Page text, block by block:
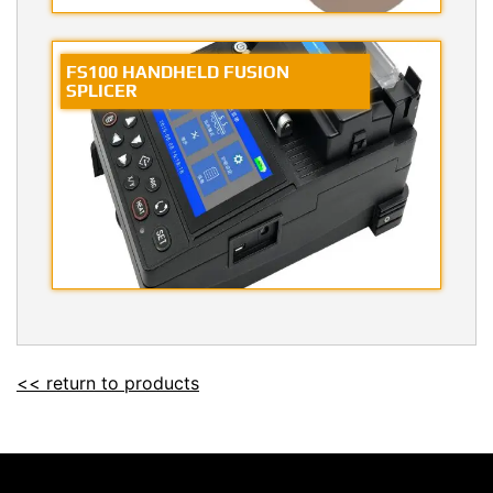
FS100 HANDHELD FUSION
SPLICER
<< return to products